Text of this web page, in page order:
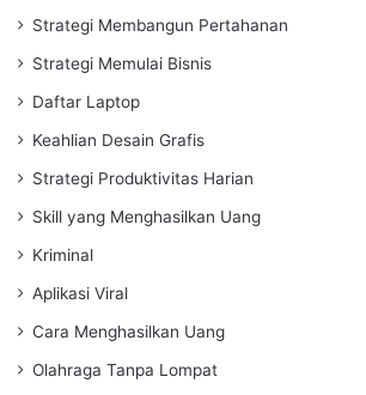
Strategi Membangun Pertahanan
Strategi Memulai Bisnis
Daftar Laptop
Keahlian Desain Grafis
Strategi Produktivitas Harian
Skill yang Menghasilkan Uang
Kriminal
Aplikasi Viral
Cara Menghasilkan Uang
Olahraga Tanpa Lompat